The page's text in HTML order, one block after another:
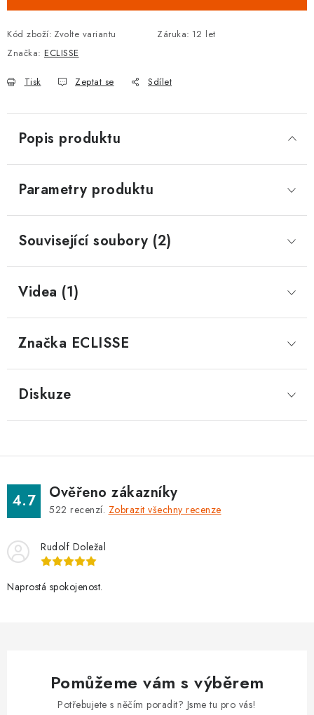
Kontakt O nás
Kód zboží: Zvolte variantu Záruka: 12 let
Značka: ECLISSE
Tisk Zeptat se Sdílet
Popis produktu
Parametry produktu
Související soubory (2)
Videa (1)
Značka ECLISSE
Diskuze
4.7 Ověřeno zákazníky
522 recenzí. Zobrazit všechny recenze
Rudolf Doležal
Naprostá spokojenost.
Pomůžeme vám s výběrem
Potřebujete s něčím poradit? Jsme tu pro vás!